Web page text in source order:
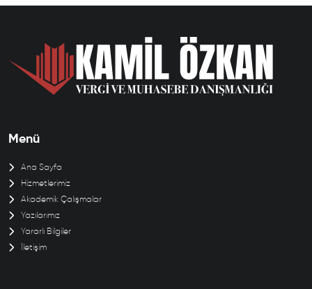
Menü
Ana Sayfa
Hizmetlerimiz
Akademik Çalışmalar
Yazılarımız
Yararlı Bilgiler
İletişim